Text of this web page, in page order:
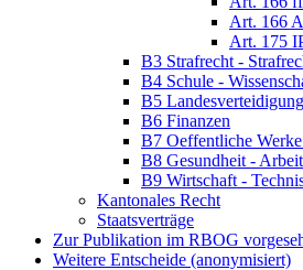
Art. 166
Art. 175
B3 Strafrecht -
B4 Schule -
B5 Landesverteidigung
B6 Finanzen
B7 Oeffentliche
B8 Gesundheit -
B9 Wirtschaft -
Kantonales Recht
Staatsverträge
Zur Publikation im RBOG
Weitere Entscheide (anonymisiert)